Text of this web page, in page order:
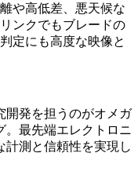
や高低差、悪天候な
ンクでもブレードの
定にも高度な映像と
開発を担うのがオメガ
。最先端エレクトロニ
計測と信頼性を実現し